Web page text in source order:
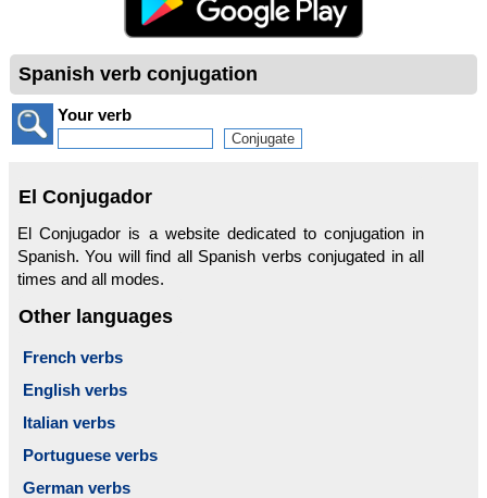
Spanish verb conjugation
Your verb
El Conjugador
El Conjugador is a website dedicated to conjugation in
Spanish. You will find all Spanish verbs conjugated in all
times and all modes.
Other languages
French verbs
English verbs
Italian verbs
Portuguese verbs
German verbs